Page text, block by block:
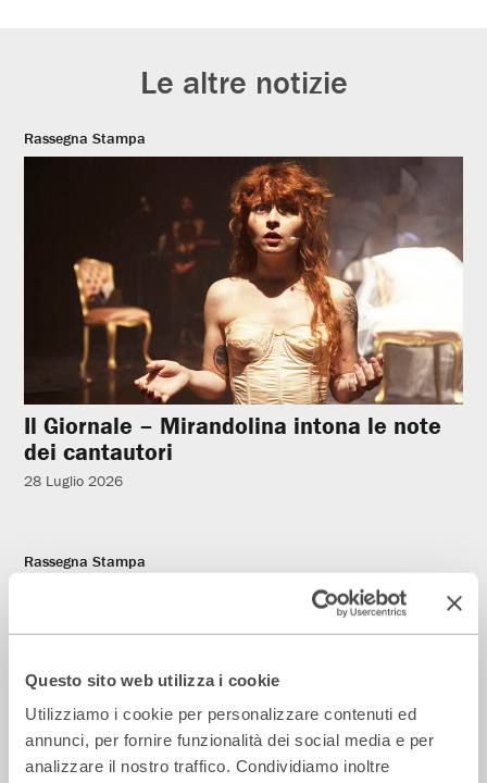
Questo sito web utilizza i cookie
Utilizziamo i cookie per personalizzare contenuti ed
annunci, per fornire funzionalità dei social media e per
analizzare il nostro traffico. Condividiamo inoltre
Le altre notizie
Rassegna Stampa
Il Giornale – Mirandolina intona le note
dei cantautori
28 Luglio 2026
Rassegna Stampa